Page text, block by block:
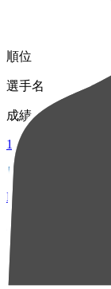
順位
選手名
成績
1
DF 48
新保 海鈴
51
2